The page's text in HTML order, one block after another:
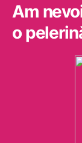
Am
o